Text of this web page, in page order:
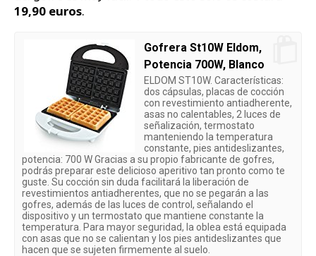
19,90 euros.
Gofrera St10W Eldom,
Potencia 700W, Blanco
ELDOM ST10W. Características:
dos cápsulas, placas de cocción
con revestimiento antiadherente,
asas no calentables, 2 luces de
señalización, termostato
manteniendo la temperatura
constante, pies antideslizantes,
potencia: 700 W Gracias a su propio fabricante de gofres,
podrás preparar este delicioso aperitivo tan pronto como te
guste. Su cocción sin duda facilitará la liberación de
revestimientos antiadherentes, que no se pegarán a las
gofres, además de las luces de control, señalando el
dispositivo y un termostato que mantiene constante la
temperatura. Para mayor seguridad, la oblea está equipada
con asas que no se calientan y los pies antideslizantes que
hacen que se sujeten firmemente al suelo.